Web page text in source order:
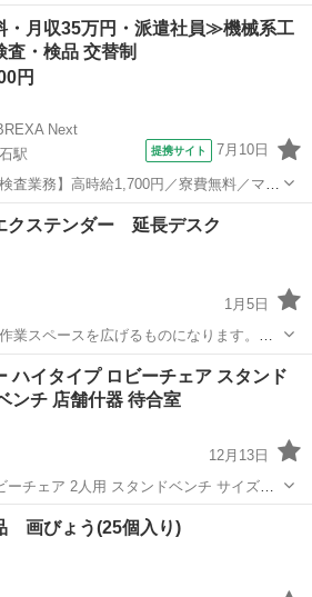
オフィス用家具
月収35万円・派遣社員≫機械系工
査・検品 交替制
円
Next
駅
提携サイト 7月10日
査業務】高時給1,700円／寮費無料／マイ
人気の工場のお仕事 ◇空
ルブ等）の製造・組立、検査、梱包、入
クステンダー 延長デスク
1月5日
業スペースを広げるものになります。折
りたたんでおくことも可能です。 以上よろしくお願いします
オフィス用家具
プ ロビーチェア スタンド
ンチ 店舗什器 待合室
12月13日
庫 同タイプ2脚
オフィス用家具 ベンチ
画びょう(25個入り)